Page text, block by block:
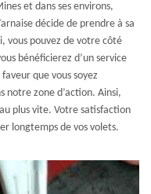
et dans ses environs,
décide de prendre à sa
vous pouvez de votre côté
bénéficierez d’un service
que vous soyez
notre zone d’action. Ainsi,
plus vite. Votre satisfaction
longtemps de vos volets.